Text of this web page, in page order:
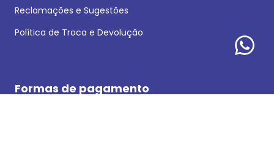
Reclamações e Sugestões
Política de Troca e Devolução
Formas de pagamento